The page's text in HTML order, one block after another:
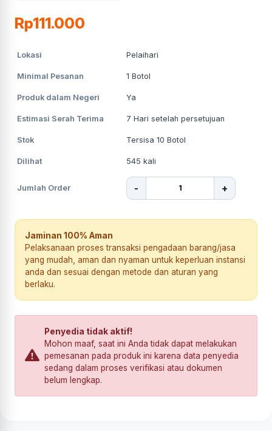
Rp111.000
Lokasi Pelaihari
Minimal Pesanan 1 Botol
Produk dalam Negeri Ya
Estimasi Serah Terima 7 Hari setelah persetujuan
Stok Tersisa 10 Botol
Dilihat 545 kali
Jumlah Order - +
Jaminan 100% Aman
Pelaksanaan proses transaksi pengadaan barang/jasa
yang mudah, aman dan nyaman untuk keperluan instansi
anda dan sesuai dengan metode dan aturan yang
berlaku.
Penyedia tidak aktif!
Mohon maaf, saat ini Anda tidak dapat melakukan
pemesanan pada produk ini karena data penyedia
sedang dalam proses verifikasi atau dokumen
belum lengkap.